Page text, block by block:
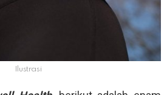
Ilustrasi